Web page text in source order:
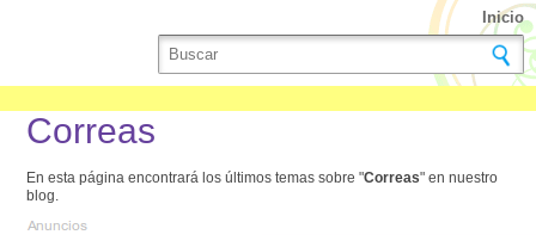
Inicio
Correas
En esta página encontrará los últimos temas sobre "Correas" en nuestro
blog.